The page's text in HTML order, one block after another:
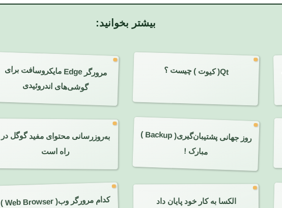
بیشتر بخوانید:
Qt( کیوت ) چیست ؟ مرورگر Edge مایکروسافت برای
گوشی‌های اندروئیدی
روز جهانی پشتیبان‌گیری( Backup )
مبارک !
به‌روزرسانی محتوای مفید گوگل در
راه است
الکسا به کار خود پایان داد کدام مرورگر وب(
Web Browser
)